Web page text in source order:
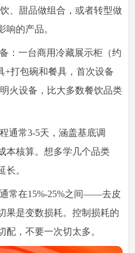
、甜品做组合，或者转型做
响的产品。
：一台商用冷藏展示柜（约
+打包碗和餐具，首次设备
火设备，比大多数餐饮品类
通常3-5天，涵盖基底调
本核算。想多学几个品类
长。
通常在15%-25%之间——去皮
果是变数损耗。控制损耗的
配，不要一次切太多。